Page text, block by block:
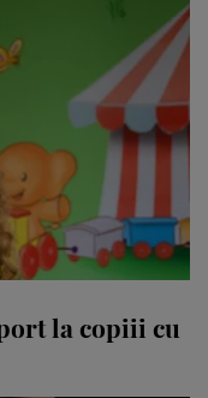
la copiii cu